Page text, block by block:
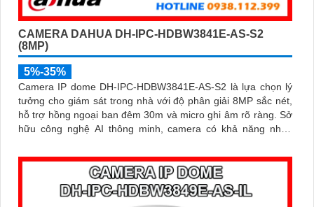
CAMERA DAHUA DH-IPC-HDBW3841E-AS-S2
(8MP)
5%-35%
Camera IP dome DH-IPC-HDBW3841E-AS-S2 là lựa chọn lý
tưởng cho giám sát trong nhà với độ phân giải 8MP sắc nét,
hỗ trợ hồng ngoại ban đêm 30m và micro ghi âm rõ ràng. Sở
hữu công nghệ AI thông minh, camera có khả năng nhận
tăng độ chính xác trong cảnh báo an ninh